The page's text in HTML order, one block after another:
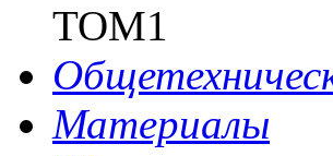
ТОМ1
Материалы